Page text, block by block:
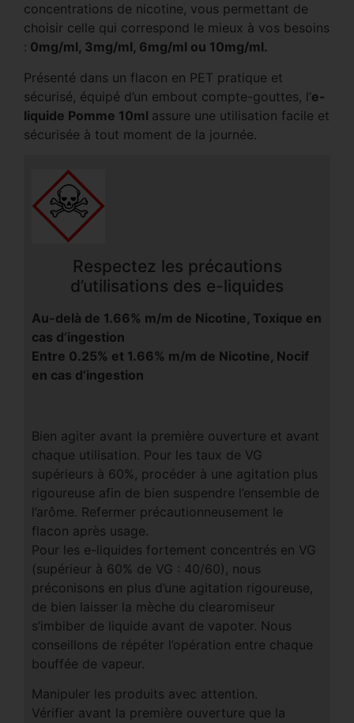
concentrations de nicotine, vous permettant de
choisir celle qui correspond le mieux à vos besoins
: 0mg/ml, 3mg/ml, 6mg/ml ou 10mg/ml.
Présenté dans un flacon en PET pratique et
sécurisé, équipé d’un embout compte-gouttes, l’e-
liquide Pomme 10ml assure une utilisation facile et
sécurisée à tout moment de la journée.
Respectez les précautions
d’utilisations des e-liquides
Au-delà de 1.66% m/m de Nicotine, Toxique en
cas d’ingestion
Entre 0.25% et 1.66% m/m de Nicotine, Nocif
en cas d’ingestion
Bien agiter avant la première ouverture et avant
chaque utilisation. Pour les taux de VG
supérieurs à 60%, procéder à une agitation plus
rigoureuse afin de bien suspendre l’ensemble de
l’arôme. Refermer précautionneusement le
flacon après usage.
Pour les e-liquides fortement concentrés en VG
(supérieur à 60% de VG : 40/60), nous
préconisons en plus d’une agitation rigoureuse,
de bien laisser la mèche du clearomiseur
s’imbiber de liquide avant de vapoter. Nous
conseillons de répéter l’opération entre chaque
bouffée de vapeur.
Manipuler les produits avec attention.
Vérifier avant la première ouverture que la